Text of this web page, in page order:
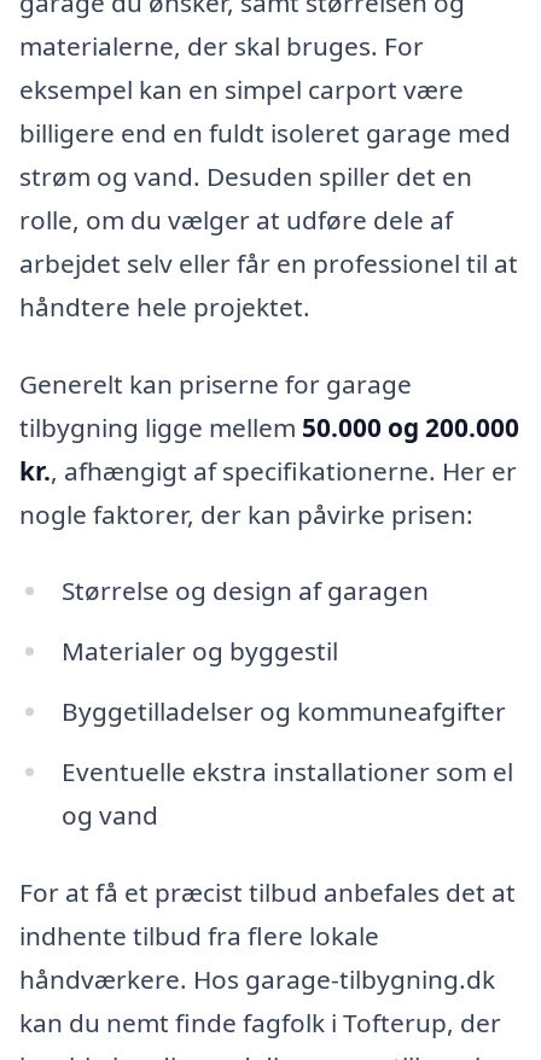
materialerne, der skal bruges. For
eksempel kan en simpel carport være
billigere end en fuldt isoleret garage med
strøm og vand. Desuden spiller det en
rolle, om du vælger at udføre dele af
arbejdet selv eller får en professionel til at
håndtere hele projektet.
Generelt kan priserne for garage
tilbygning ligge mellem 50.000 og 200.000
kr., afhængigt af specifikationerne. Her er
nogle faktorer, der kan påvirke prisen:
Størrelse og design af garagen
Materialer og byggestil
Byggetilladelser og kommuneafgifter
Eventuelle ekstra installationer som el
og vand
For at få et præcist tilbud anbefales det at
indhente tilbud fra flere lokale
håndværkere. Hos garage-tilbygning.dk
kan du nemt finde fagfolk i Tofterup, der